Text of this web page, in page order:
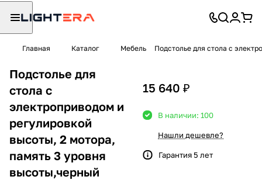
Главная Каталог Мебель Подстолье для стола с
Подстолье для
стола с
электроприводом и
регулировкой
высоты, 2 мотора,
память 3 уровня
высоты,черный
15 640 ₽
В наличии: 100
Нашли дешевле?
Гарантия 5 лет